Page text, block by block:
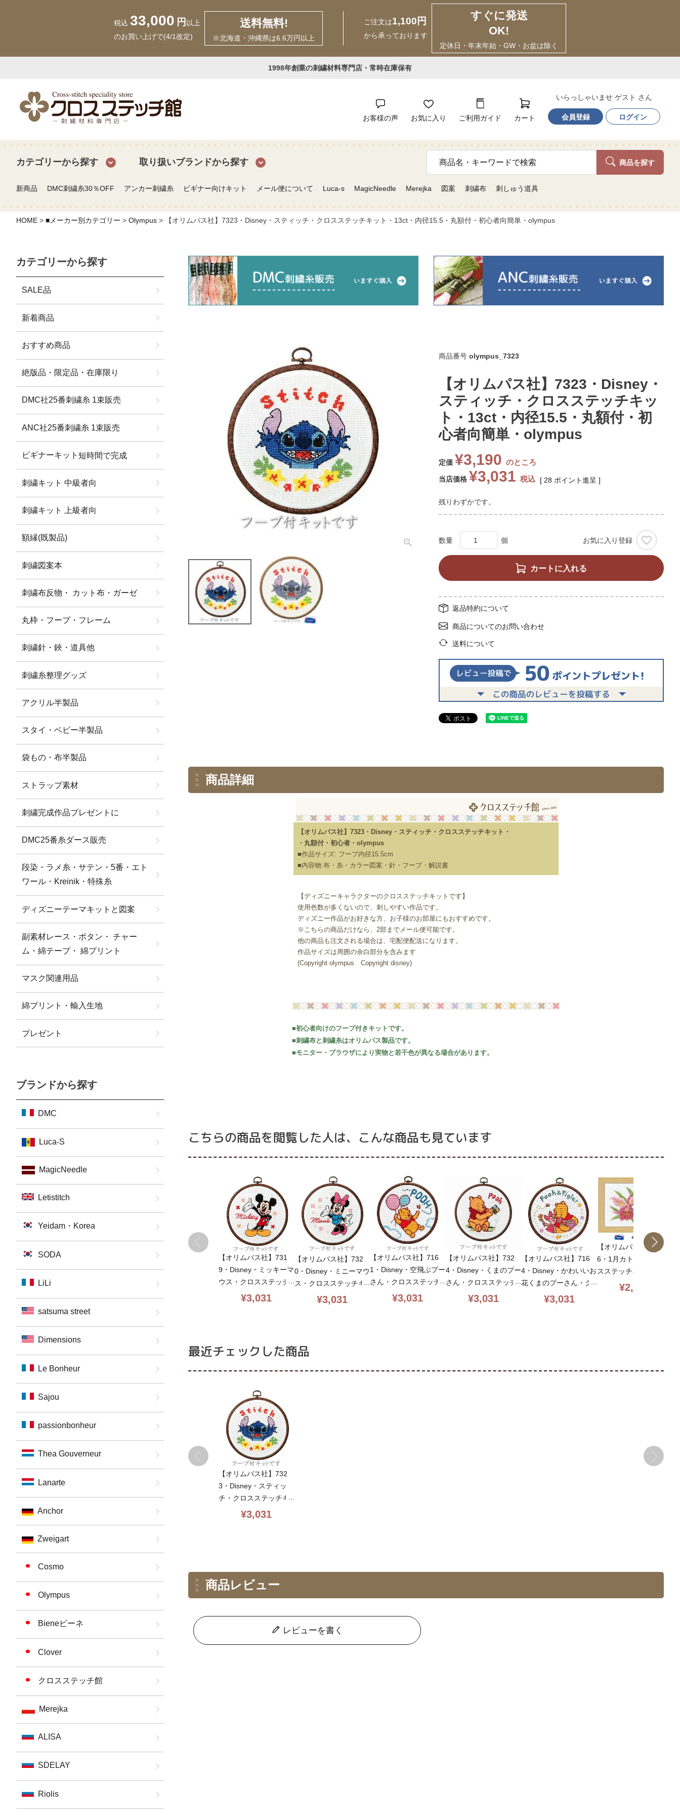
税込 33,000 円 以上
のお買い上げで(4/1改定)
送料無料!
※北海道・沖縄県は6.6万円以上
ご注文は1,100円
から承っております
すぐに発送
OK!
定休日・年末年始・GW・お盆は除く
1998年創業の刺繍材料専門店・常時在庫保有
お客様の声 お気に入り ご利用ガイド カート
いらっしゃいませ ゲスト さん
会員登録 ログイン
カテゴリーから探す 取り扱いブランドから探す 商品を探す
新商品 DMC刺繍糸30％OFF アンカー刺繍糸 ビギナー向けキット メール便について Luca-s MagicNeedle Merejka 図案 刺繍布 刺しゅう道具
HOME ■メーカー別カテゴリー Olympus 【オリムパス社】7323・Disney・スティッチ・クロスステッチキット・13ct・内径15.5・丸額付・初心者向簡単・olympus
カテゴリーから探す
SALE品
新着商品
おすすめ商品
絶版品・限定品・在庫限り
DMC社25番刺繍糸 1束販売
ANC社25番刺繍糸 1束販売
ビギナーキット短時間で完成
刺繍キット 中級者向
刺繍キット 上級者向
額縁(既製品)
刺繍図案本
刺繍布反物・ カット布・ガーゼ
丸枠・フープ・フレーム
刺繍針・鋏・道具他
刺繍糸整理グッズ
アクリル半製品
スタイ・ベビー半製品
袋もの・布半製品
ストラップ素材
刺繍完成作品プレゼントに
DMC25番糸ダース販売
段染・ラメ糸・サテン・5番・エト
ワール・Kreinik・特殊糸
ディズニーテーマキットと図案
副素材レース・ボタン・ チャー
ム・綿テープ・ 綿プリント
マスク関連用品
綿プリント・輸入生地
プレゼント
ブランドから探す
DMC
Luca-S
MagicNeedle
Letistitch
Yeidam・Korea
SODA
LiLi
satsuma street
Dimensions
Le Bonheur
Sajou
passionbonheur
Thea Gouverneur
Lanarte
Anchor
Zweigart
Cosmo
Olympus
Bieneビーネ
Clover
クロスステッチ館
Merejka
ALISA
SDELAY
Riolis
商品番号 olympus_7323
【オリムパス社】7323・Disney・
スティッチ・クロスステッチキッ
ト・13ct・内径15.5・丸額付・初
心者向簡単・olympus
定価 ¥3,190 のところ
当店価格 ¥3,031 税込 [ 28 ポイント進呈 ]
残りわずかです。
お気に入り登録
カートに入れる
返品特約について
商品についてのお問い合わせ
送料について
商品詳細
【オリムパス社】7323・Disney・スティッチ・クロスステッチキット・
・丸額付・初心者・olympus
■作品サイズ: フープ内径15.5cm
■内容物:布・糸・カラー図案・針・フープ・解説書
【ディズニーキャラクターのクロスステッチキットです】
使用色数が多くないので、刺しやすい作品です。
ディズニー作品がお好きな方、お子様のお部屋にもおすすめです。
※こちらの商品だけなら、2部までメール便可能です。
他の商品も注文される場合は、宅配便配送になります。
作品サイズは周囲の余白部分を含みます
(Copyright olympus Copyright disney)
■初心者向けのフープ付きキットです。
■刺繍布と刺繍糸はオリムパス製品です。
■モニター・ブラウザにより実物と若干色が異なる場合があります。
こちらの商品を閲覧した人は、こんな商品も見ています
【オリムパス社】731
9・Disney・ミッキーマ
ウス・クロスステッチ
キット・13ct・内径15.
5・丸額付・初心者向簡
¥3,031
【オリムパス社】732
0・Disney・ミニーマウ
ス・クロスステッチキ
ット・13ct・内径15.
¥3,031
【オリムパス社】716
1・Disney・空飛ぶプー
さん・クロスステッチ
キット・13ct・内径15.
¥3,031
【オリムパス社】732
4・Disney・くまのプー
さん・クロスステッチ
キット・13ct・内径15.
¥3,031
【オリムパス社】716
4・Disney・かわいいお
花くまのプーさん・ク
ロスステッチキット・1
¥3,031
【オリムパス社】750
6・1月カトレア・クロ
スステッチキット・13c
t・16.6×11.6・額付
き・初心者向簡単・oly
¥2,926
最近チェックした商品
【オリムパス社】732
3・Disney・スティッ
チ・クロスステッチキ
ット・13ct・内径15.
5・丸額付・初心者向簡
¥3,031
商品レビュー
レビューを書く